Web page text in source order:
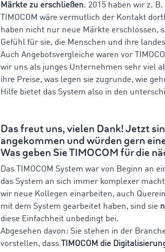
Märkte zu erschließen. 2015 haben wir z.
TIMOCOM wäre vermutlich der Kontakt
haben nicht nur neue Märkte erschlossen,
Gefühl für sie, die Menschen und ihre
Auch Angebotsvergleiche waren vor
wir uns als junges Unternehmen sehr viel
ihre Preise, was legen sie zugrunde, wie
Hilfe bietet das System also in den
Das freut uns, vielen Dank! Jetzt
angekommen und würden gern
Was geben Sie TIMOCOM für die
Das TIMOCOM System war von Beginn an
das System an sich immer komplexer
wir neue Kollegen einarbeiten, auch
mit dem System gearbeitet haben, sind sie
diese Einfachheit unbedingt bei.
Abgesehen davon: Sie stehen in der
vorstellen, dass TIMOCOM die